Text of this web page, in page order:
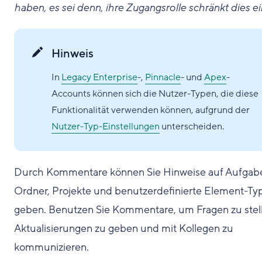
haben, es sei denn, ihre Zugangsrolle schränkt dies
Hinweis
In Legacy Enterprise-, Pinnacle- undApex-
Accounts können sich die Nutzer-Typen, die diese
Funktionalität verwenden können, aufgrund der
Nutzer-Typ-Einstellungen unterscheiden.
Durch Kommentare können Sie Hinweise auf
Ordner, Projekte und benutzerdefinierte Element-
geben. Benutzen Sie Kommentare, um Fragen zu
Aktualisierungen zu geben und mit Kollegen zu
kommunizieren.